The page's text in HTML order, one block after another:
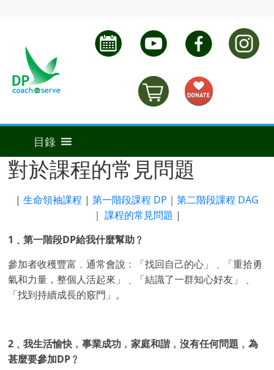
對於課程的常見問題
| 生命領袖課程 | 第一階段課程 DP ｜ 第二階段課程 DAG
｜ 課程的常見問題 |
1﹑第一階段DP給我什麼幫助﹖
參加者收穫豐富﹐通常會說﹕「找回自己的心」﹑「重拾勇
氣和力量，整個人活起來」﹑「結識了一群知心好友」﹑
「找到持續成長的竅門」。
2﹑我生活愉快﹐事業成功﹐家庭和諧﹐沒有任何問題﹐為
甚麼要參加DP﹖